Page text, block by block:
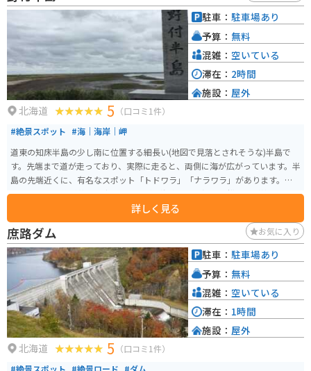
北海道 5 （口コミ1件）
#絶景スポット #海｜海岸｜岬
道東の知床半島の少し南に位置する細長い(地図で見落とされそうな)半島で
す。先端まで道が走っており、実際に走ると、両側に海が広がっています。半
島の先端近くに、有名なスポット「トドワラ」「ナラワラ」があります。
元々トドマツ等が茂った森だったのが、海水による浸食で松の木が枯れ、立
ち枯れの風景になっています。半島周辺含め、この世の果て、と言われるよう
な荒涼とした風景が広がっています。
詳しく見る
駐車： 駐車場あり
予算： 無料
混雑： 空いている
滞在： 2時間
施設： 屋外
庶路ダム お気に入り
北海道 5 （口コミ1件）
駐車： 駐車場あり
予算： 無料
混雑： 空いている
滞在： 1時間
施設： 屋外